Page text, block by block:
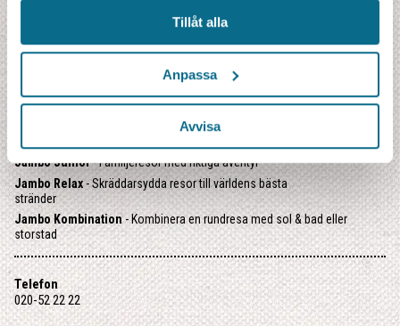
Tillåt alla
Anpassa
Avvisa
UPPTÄCK VÅRA OLIKA TYPER AV RESOR:
Jambo Signatur- Gruppresor på svenska
- Safariresor på riktigt
Jambo Explorer- Äventyrsresor i internationell grupp
- Utvalda kryssningar i litet format
Jambo Junior- Familjeresor med riktiga äventyr
Jambo Relax - Skräddarsydda resor till världens bästa
stränder
Jambo Kombination- Kombinera en rundresa med sol & bad eller
storstad
Telefon
020-52 22 22